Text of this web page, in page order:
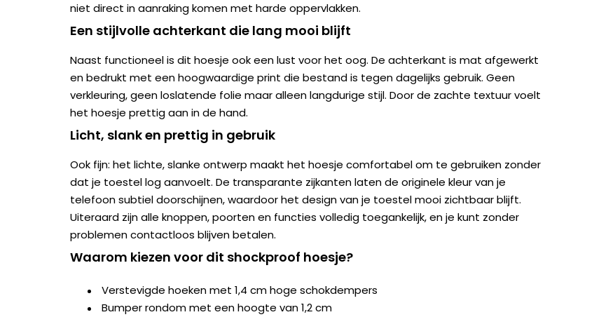
niet direct in aanraking komen met harde oppervlakken.
Een stijlvolle achterkant die lang mooi blijft
Naast functioneel is dit hoesje ook een lust voor het oog. De achterkant is mat afgewerkt
en bedrukt met een hoogwaardige print die bestand is tegen dagelijks gebruik. Geen
verkleuring, geen loslatende folie maar alleen langdurige stijl. Door de zachte textuur voelt
het hoesje prettig aan in de hand.
Licht, slank en prettig in gebruik
Ook fijn: het lichte, slanke ontwerp maakt het hoesje comfortabel om te gebruiken zonder
dat je toestel log aanvoelt. De transparante zijkanten laten de originele kleur van je
telefoon subtiel doorschijnen, waardoor het design van je toestel mooi zichtbaar blijft.
Uiteraard zijn alle knoppen, poorten en functies volledig toegankelijk, en je kunt zonder
problemen contactloos blijven betalen.
Waarom kiezen voor dit shockproof hoesje?
Verstevigde hoeken met 1,4 cm hoge schokdempers
Bumper rondom met een hoogte van 1,2 cm